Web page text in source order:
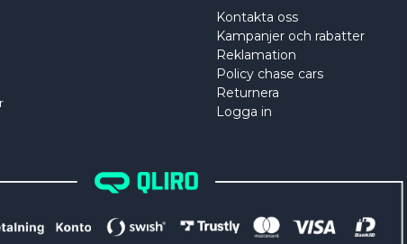
Kontakta oss
Kampanjer och rabatter
Reklamation
Policy chase cars
Returnera
Logga in